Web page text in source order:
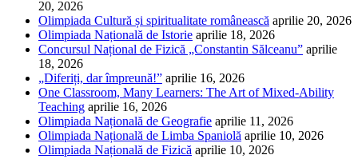
20, 2026
Olimpiada Cultură și spiritualitate românească aprilie 20, 2026
Olimpiada Națională de Istorie aprilie 18, 2026
Concursul Național de Fizică „Constantin Sălceanu” aprilie
18, 2026
„Diferiți, dar împreună!” aprilie 16, 2026
One Classroom, Many Learners: The Art of Mixed-Ability
Teaching aprilie 16, 2026
Olimpiada Națională de Geografie aprilie 11, 2026
Olimpiada Națională de Limba Spaniolă aprilie 10, 2026
Olimpiada Națională de Fizică aprilie 10, 2026